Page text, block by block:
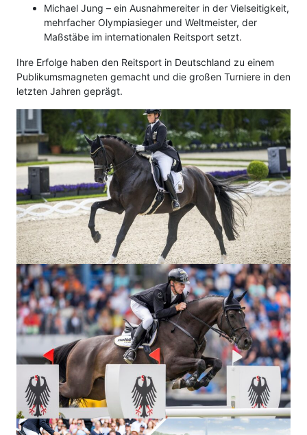
Michael Jung – ein Ausnahmereiter in der Vielseitigkeit,
mehrfacher Olympiasieger und Weltmeister, der
Maßstäbe im internationalen Reitsport setzt.
Ihre Erfolge haben den Reitsport in Deutschland zu einem
Publikumsmagneten gemacht und die großen Turniere in den
letzten Jahren geprägt.